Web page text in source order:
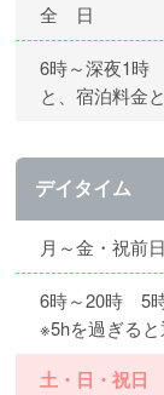
全 日
6時～深夜1時
と、宿泊料金
デイタイム
月～金・祝前日
6時～20時 5
※5hを過ぎる
土・日・祝日